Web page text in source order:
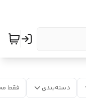
دسته‌بندی فقط